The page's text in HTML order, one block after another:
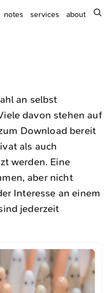
notes services about
an selbst
davon stehen auf
Download bereit
als auch
werden. Eine
aber nicht
Interesse an einem
jederzeit